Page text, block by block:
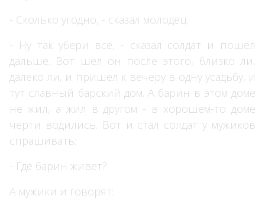
- Сколько угодно, - сказал молодец.
- Ну так убери все, - сказал солдат и пошел
дальше. Вот шел он после этого, близко ли,
далеко ли, и пришел к вечеру в одну усадьбу, и
тут славный барский дом. А барин в этом доме
не жил, а жил в другом - в хорошем-то доме
черти водились. Вот и стал солдат у мужиков
спрашивать:
- Где барин живет?
А мужики и говорят: